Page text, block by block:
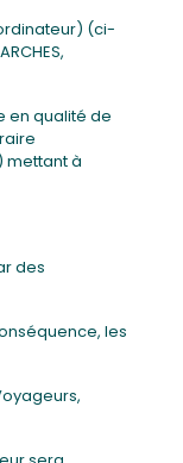
(ci-
en qualité de
mettant à
des
les